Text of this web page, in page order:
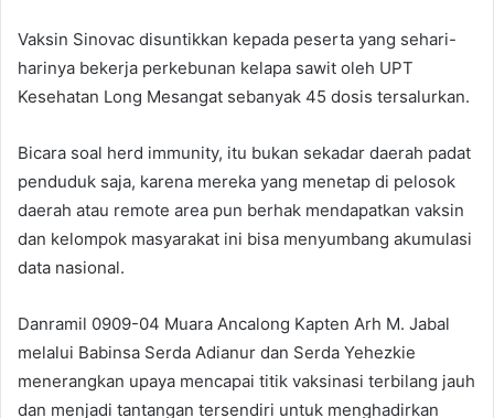
Vaksin Sinovac disuntikkan kepada peserta yang sehari-
harinya bekerja perkebunan kelapa sawit oleh UPT
Kesehatan Long Mesangat sebanyak 45 dosis tersalurkan.
Bicara soal herd immunity, itu bukan sekadar daerah padat
penduduk saja, karena mereka yang menetap di pelosok
daerah atau remote area pun berhak mendapatkan vaksin
dan kelompok masyarakat ini bisa menyumbang akumulasi
data nasional.
Danramil 0909-04 Muara Ancalong Kapten Arh M. Jabal
melalui Babinsa Serda Adianur dan Serda Yehezkie
menerangkan upaya mencapai titik vaksinasi terbilang jauh
dan menjadi tantangan tersendiri untuk menghadirkan